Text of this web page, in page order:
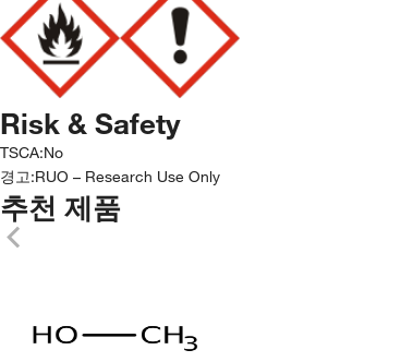
Risk & Safety
TSCA:No
경고:RUO – Research Use Only
추천 제품